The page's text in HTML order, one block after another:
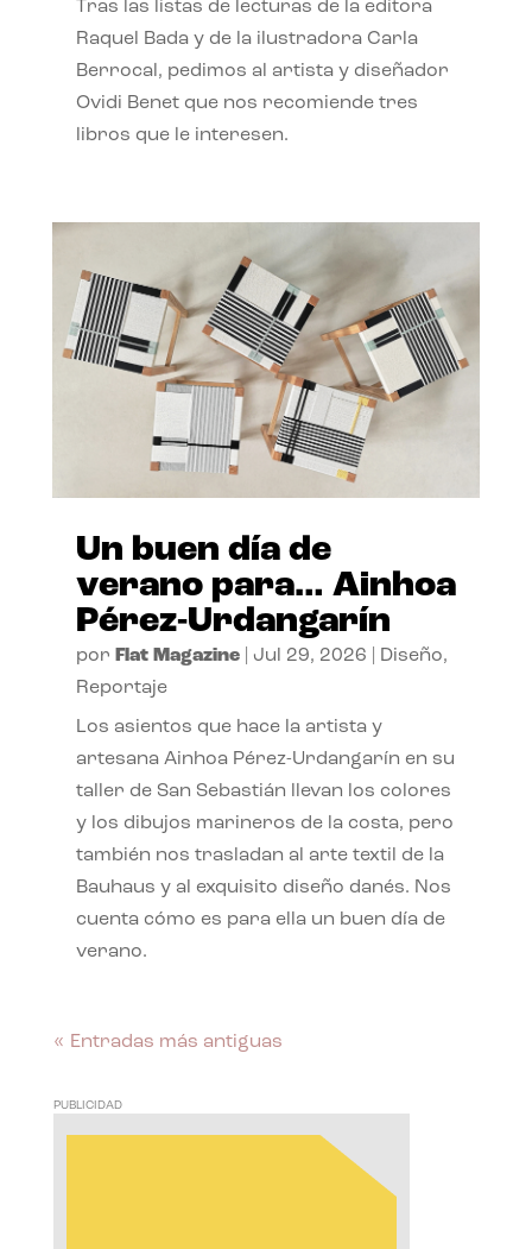
Tras las listas de lecturas de la editora
Raquel Bada y de la ilustradora Carla
Berrocal, pedimos al artista y diseñador
Ovidi Benet que nos recomiende tres
libros que le interesen.
Un buen día de
verano para… Ainhoa
Pérez-Urdangarín
por Flat Magazine| Jul 29, 2026 Diseño,
Reportaje
Los asientos que hace la artista y
artesana Ainhoa Pérez-Urdangarín en su
taller de San Sebastián llevan los colores
y los dibujos marineros de la costa, pero
también nos trasladan al arte textil de la
Bauhaus y al exquisito diseño danés. Nos
cuenta cómo es para ella un buen día de
verano.
« Entradas más antiguas
PUBLICIDAD